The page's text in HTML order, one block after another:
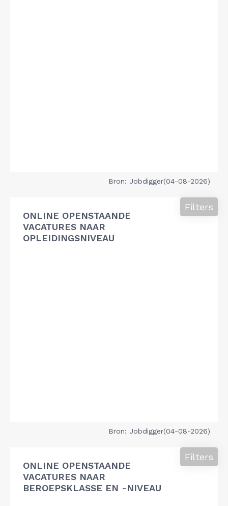
Bron: Jobdigger(04-08-2026)
ONLINE OPENSTAANDE
VACATURES NAAR
OPLEIDINGSNIVEAU
Filters
Bron: Jobdigger(04-08-2026)
ONLINE OPENSTAANDE
VACATURES NAAR
BEROEPSKLASSE EN -NIVEAU
Filters